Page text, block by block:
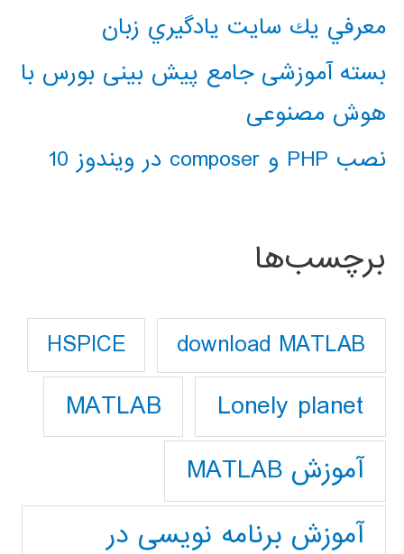
معرفي يك سايت يادگيري زبان
بسته آموزشی جامع پیش بینی بورس با
هوش مصنوعی
نصب PHP و composer در ویندوز 10
برچسب‌ها
download MATLAB
HSPICE
Lonely planet
MATLAB
آموزش MATLAB
آموزش برنامه نویسی در